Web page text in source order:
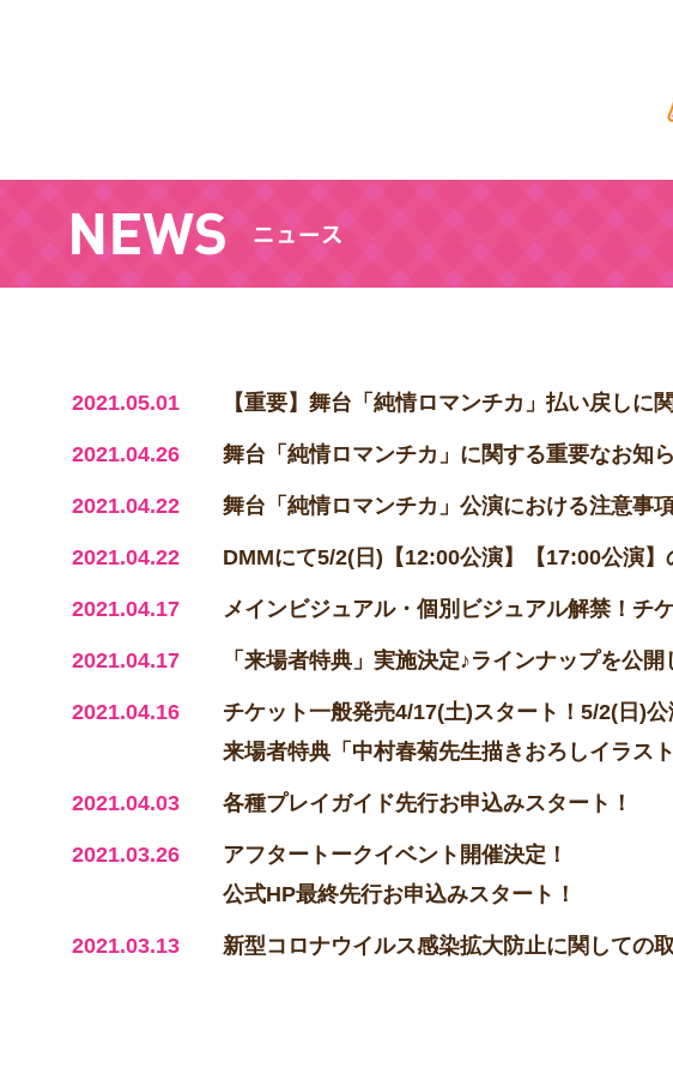
2021.05.01 【重要】舞台「純情ロマンチカ」払い戻しに
2021.04.26 舞台「純情ロマンチカ」に関する重要なお知
2021.04.22 舞台「純情ロマンチカ」公演における注意事
2021.04.22 DMMにて5/2(日)【12:00公演】【17:00公演】
2021.04.17 メインビジュアル・個別ビジュアル解禁！チ
2021.04.17 「来場者特典」実施決定♪ラインナップを公
2021.04.16
チケット一般発売4/17(土)スタート！5/2(日)
来場者特典「中村春菊先生描きおろしイラス
2021.04.03 各種プレイガイド先行お申込みスタート！
2021.03.26
アフタートークイベント開催決定！
公式HP最終先行お申込みスタート！
2021.03.13 新型コロナウイルス感染拡大防止に関しての